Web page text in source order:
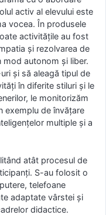
activ al elevului este
vocea. În produsele
activitățile au fost
și rezolvarea de
autonom și liber.
și să aleagă tipul de
în diferite stiluri și le
le monitorizăm
exemplu de învățare
multiple și a
atât procesul de
S-au folosit o
telefoane
adaptate vârstei și
didactice.